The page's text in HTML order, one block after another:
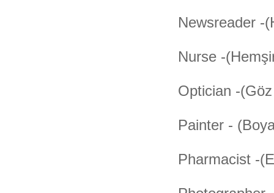
Newsreader -
Nurse -
Optician -
Painter -
Pharmacist -